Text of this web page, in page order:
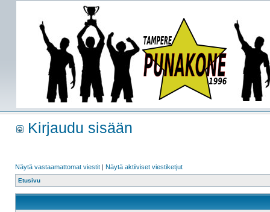
Kirjaudu sisään
Näytä vastaamattomat viestit | Näytä aktiiviset viestiketjut
Etusivu